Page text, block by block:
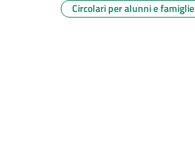
Circolari per alunni e famiglie